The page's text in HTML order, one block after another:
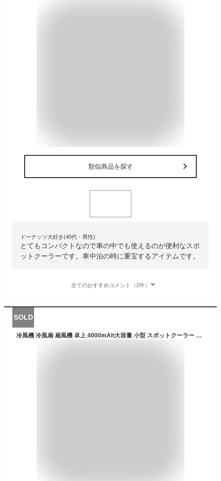
類似商品を探す
ドーナッツ大好き(40代・男性)
とてもコンパクトなので車の中でも使えるのが便利なスポ
ットクーラーです。車中泊の時に重宝するアイテムです。
全てのおすすめコメント（2件）
SOLD
冷風機 冷風扇 扇風機 卓上 4000mAh大容量 小型 スポットクーラー ミニ クーラー 3段階風速調節 2段階噴霧量 切タイマー 省エネ 氷入れ可能 USB充電式 液晶画面 7色LEDライト ポータブルクーラー 強力 静音 コンパクト 軽量 夏 暑さ/熱中症対策 車中泊 オフィス 寝室 自宅用